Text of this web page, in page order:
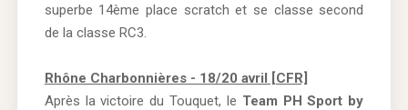
superbe 14ème place scratch et se classe second
de la classe RC3.
Rhône Charbonnières - 18/20 avril [CFR]
Après la victoire du Touquet, le Team PH Sport by